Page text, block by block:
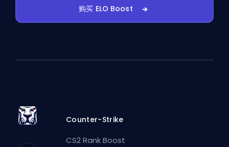
购买 ELO Boost
Counter-Strike
CS2 Rank Boost